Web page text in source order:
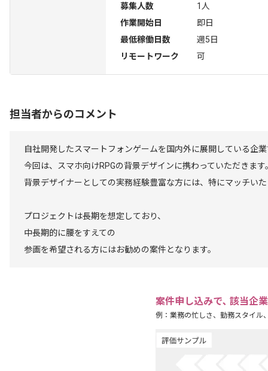
募集人数
1人
作業開始日
即日
最低稼働日数
週5日
リモートワーク
可
担当者からのコメント
自社開発したスマートフォンゲームを国内外に展開している企
今回は、スマホ向けRPGの背景デザインに携わっていただきます
背景デザイナーとしての実務経験豊富な方には、特にマッチい
プロジェクトは長期を想定しており、
中長期的に腰をすえての
参画を希望される方にはお勧めの案件となります。
案件申し込みで､ 該当企
例：業務の忙しさ、勤務スタイル